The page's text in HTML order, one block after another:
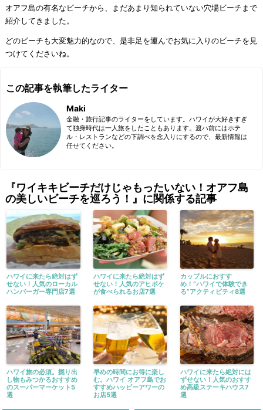
オアフ島の有名なビーチから、まだあまり知られていない穴場ビーチまで
紹介してきました。
どのビーチも大変魅力的なので、是非足を運んでお気に入りのビーチを見
つけてくださいね。
この記事を執筆したライター
Maki
金融・旅行記事のライターをしています。ハワイが大好きすぎ
て独身時代は一人旅をしたこともあります。渡ハ前にはホテ
ル・レストランなどの下調べを念入りにするので、最新情報は
任せてください。
『ワイキキビーチだけじゃもったいない！オアフ島
の美しいビーチを巡ろう！』に関係する記事
ハワイに来たら絶対はず
せない！人気のローカル
ハンバーガー専門店7選
ハワイに来たら絶対はず
せない！人気のアヒポケ
が食べられるお店7選
カップルにおすす
め！“ハワイで体験でき
る”アクティビティ8選
ハワイ旅の必須。掘り出
し物もみつかるおすすめ
のスーパーマーケット5
選
早めの時間にお得に楽し
む。ハワイ オアフ島でお
すすめハッピーアワーの
お店5選
ハワイに来たら絶対には
ずせない！人気のおすす
め高級ステーキハウス7
選